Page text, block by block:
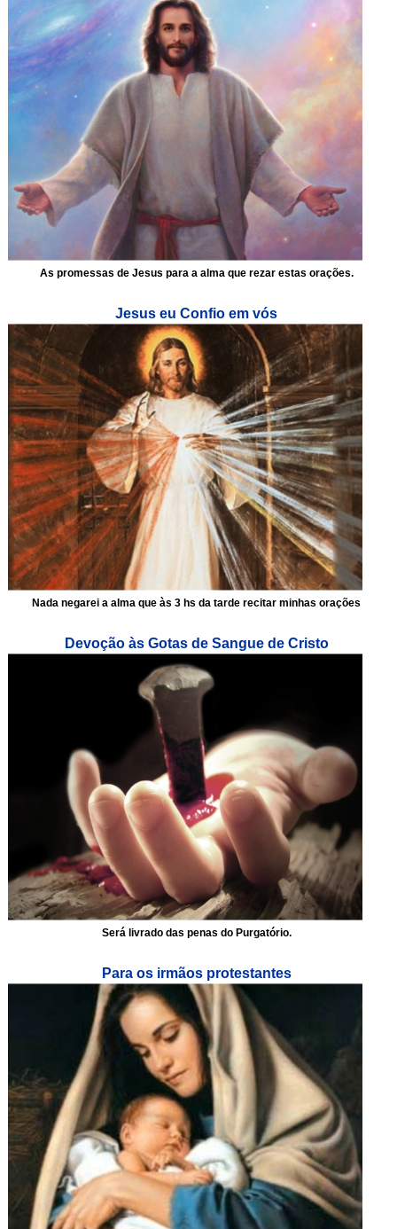
As promessas de Jesus para a alma que rezar estas orações.
Jesus eu Confio em vós
Nada negarei a alma que às 3 hs da tarde recitar minhas orações
Devoção às Gotas de Sangue de Cristo
Será livrado das penas do Purgatório.
Para os irmãos protestantes